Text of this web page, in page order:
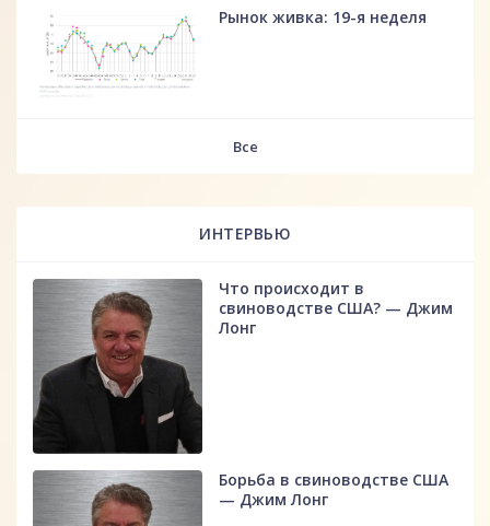
Рынок живка: 19-я неделя
Все
ИНТЕРВЬЮ
Что происходит в
свиноводстве США? — Джим
Лонг
Борьба в свиноводстве США
— Джим Лонг